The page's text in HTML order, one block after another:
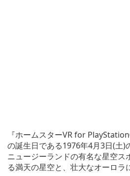
『ホームスターVR for
の誕生日である1976年4月3日(土)
ニュージーランドの有名な星空ス
る満天の星空と、壮大なオーロラ